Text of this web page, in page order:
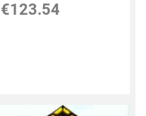
€123.54